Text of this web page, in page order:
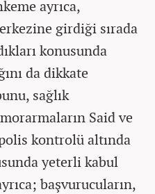
ayrıca,
girdiği sırada
konusunda
da dikkate
sağlık
Said ve
kontrolü altında
yeterli kabul
başvurucuların,